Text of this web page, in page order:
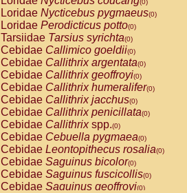
(0)
Loridae Nycticebus pygmaeus(0)
Loridae Perodicticus potto(0)
Tarsiidae Tarsius syrichta(0)
Cebidae Callimico goeldii(0)
Cebidae Callithrix argentata(0)
Cebidae Callithrix geoffroyi(0)
Cebidae Callithrix humeralifer(0)
Cebidae Callithrix jacchus(0)
Cebidae Callithrix penicillata(0)
Cebidae Callithrixspp.(0)
Cebidae Cebuella pygmaea(0)
Cebidae Leontopithecus rosalia(0)
Cebidae Saguinus bicolor(0)
Cebidae Saguinus fuscicollis(0)
Cebidae Saguinus geoffroyi(0)